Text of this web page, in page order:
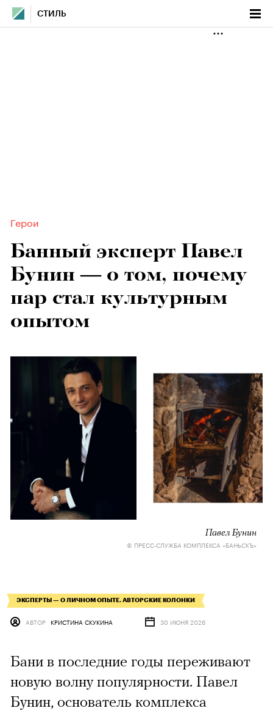
СТИЛЬ
Герои
Банный эксперт Павел
Бунин — о том, почему
пар стал культурным
опытом
Павел Бунин
© ПРЕСС-СЛУЖБА КОМПЛЕКСА «‎БАНЬСКЪ»
ЭКСПЕРТЫ — О ЛИЧНОМ ОПЫТЕ. АВТОРСКИЕ КОЛОНКИ
АВТОР КРИСТИНА СКУКИНА 30 ИЮНЯ 2026
Бани в последние годы переживают
новую волну популярности. Павел
Бунин, основатель комплекса